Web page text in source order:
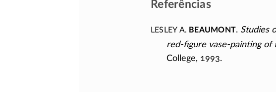
Referências
Lesley A. Beaumont. Studies
red-figure vase-painting of
College, 1993.